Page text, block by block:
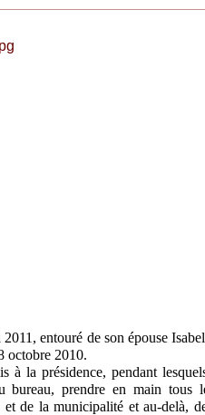
entouré de son épouse
octobre 2010.
à la présidence, pendant
bureau, prendre en main tous
et de la municipalité et au-delà,